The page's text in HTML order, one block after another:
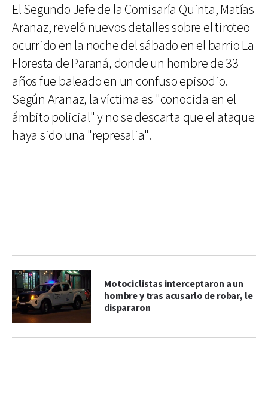
El Segundo Jefe de la Comisaría Quinta, Matías
Aranaz, reveló nuevos detalles sobre el tiroteo
ocurrido en la noche del sábado en el barrio La
Floresta de Paraná, donde un hombre de 33
años fue baleado en un confuso episodio.
Según Aranaz, la víctima es "conocida en el
ámbito policial" y no se descarta que el ataque
haya sido una "represalia".
Motociclistas interceptaron a un
hombre y tras acusarlo de robar, le
dispararon